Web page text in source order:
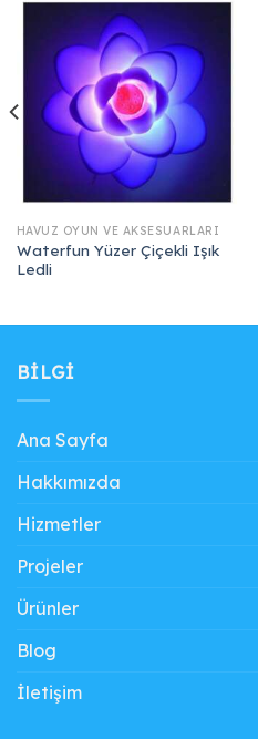
HAVUZ OYUN VE AKSESUARLARI
Waterfun Yüzer Çiçekli Işık
Ledli
BILGI
Ana Sayfa
Hakkımızda
Hizmetler
Projeler
Ürünler
Blog
İletişim